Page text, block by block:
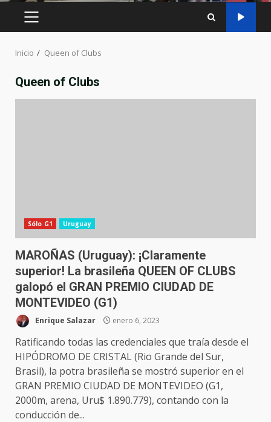
MENÚ
Inicio Queen of Clubs
Queen of Clubs
Sólo G1 Uruguay
MAROÑAS (Uruguay): ¡Claramente
superior! La brasileña QUEEN OF CLUBS
galopó el GRAN PREMIO CIUDAD DE
MONTEVIDEO (G1)
Enrique Salazar enero 6, 2023
Ratificando todas las credenciales que traía desde el
HIPÓDROMO DE CRISTAL (Rio Grande del Sur,
Brasil), la potra brasileña se mostró superior en el
GRAN PREMIO CIUDAD DE MONTEVIDEO (G1,
2000m, arena, Uru$ 1.890.779), contando con la
conducción de...